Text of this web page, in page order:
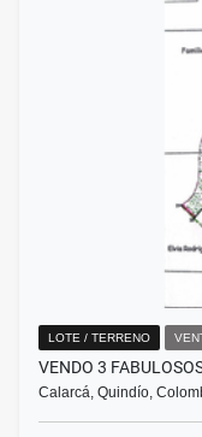
LOTE / TERRENO
VENDO 3
Calarcá, Quindío,